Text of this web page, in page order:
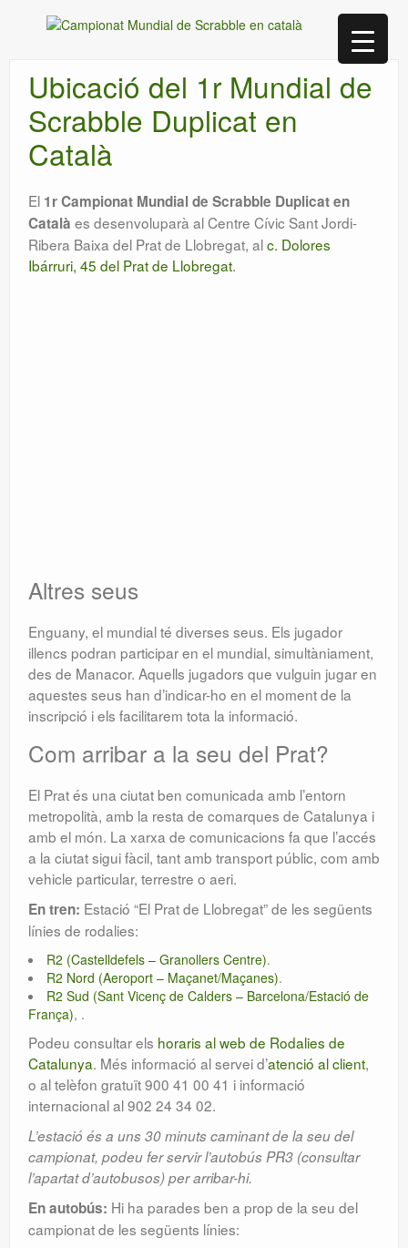
Ubicació del 1r Mundial de
Scrabble Duplicat en
Català
El 1r Campionat Mundial de Scrabble Duplicat en
Català es desenvoluparà al Centre Cívic Sant Jordi-
Ribera Baixa del Prat de Llobregat, alc. Dolores
Ibárruri, 45 del Prat de Llobregat.
Altres seus
Enguany, el mundial té diverses seus. Els jugador
illencs podran participar en el mundial, simultàniament,
des de Manacor. Aquells jugadors que vulguin jugar en
aquestes seus han d’indicar-ho en el moment de la
inscripció i els facilitarem tota la informació.
Com arribar a la seu del Prat?
El Prat és una ciutat ben comunicada amb l’entorn
metropolità, amb la resta de comarques de Catalunya i
amb el món. La xarxa de comunicacions fa que l’accés
a la ciutat sigui fàcil, tant amb transport públic, com amb
vehicle particular, terrestre o aeri.
En tren: Estació “El Prat de Llobregat” de les següents
línies de rodalies:
R2 (Castelldefels – Granollers Centre).
R2 Nord (Aeroport – Maçanet/Maçanes).
R2 Sud (Sant Vicenç de Calders – Barcelona/Estació de
França), .
Podeu consultar els horaris al web de Rodalies de
Catalunya. Més informació al servei d’atenció al client,
o al telèfon gratuït 900 41 00 41 i informació
internacional al 902 24 34 02.
L’estació és a uns 30 minuts caminant de la seu del
campionat, podeu fer servir l’autobús PR3 (consultar
l’apartat d’autobusos) per arribar-hi.
En autobús: Hi ha parades ben a prop de la seu del
campionat de les següents línies: